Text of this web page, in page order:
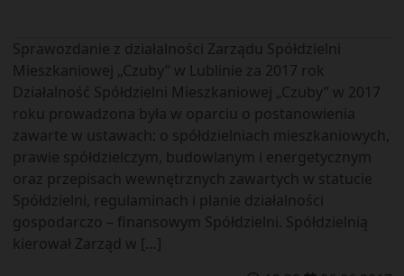
Sprawozdanie z działalności Zarządu Spółdzielni
Mieszkaniowej „Czuby” w Lublinie za 2017 rok
Działalność Spółdzielni Mieszkaniowej „Czuby” w 2017
roku prowadzona była w oparciu o postanowienia
zawarte w ustawach: o spółdzielniach mieszkaniowych,
prawie spółdzielczym, budowlanym i energetycznym
oraz przepisach wewnętrznych zawartych w statucie
Spółdzielni, regulaminach i planie działalności
gospodarczo – finansowym Spółdzielni. Spółdzielnią
kierował Zarząd w […]